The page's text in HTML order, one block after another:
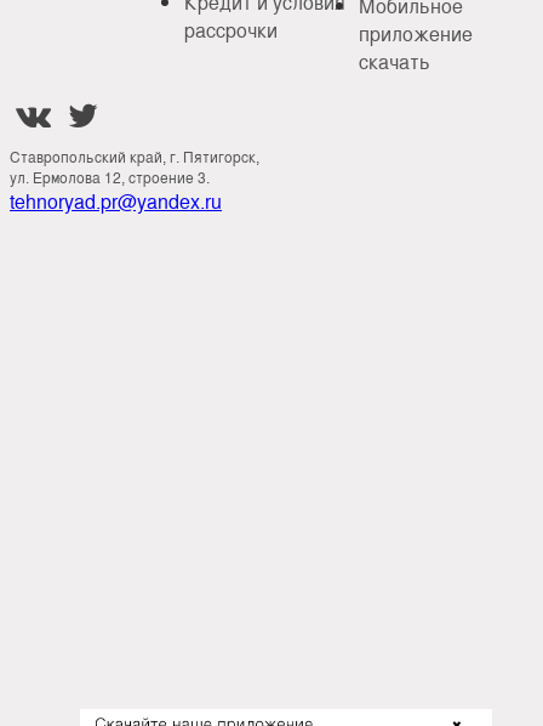
рассрочки
приложение
скачать
 
Ставропольский край, г. Пятигорск,
ул. Ермолова 12, строение 3.
tehnoryad.pr@yandex.ru